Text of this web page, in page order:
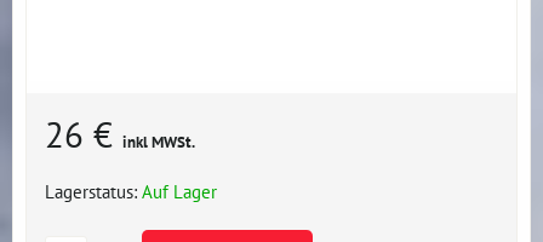
26 € inkl MWSt.
Lagerstatus: Auf Lager